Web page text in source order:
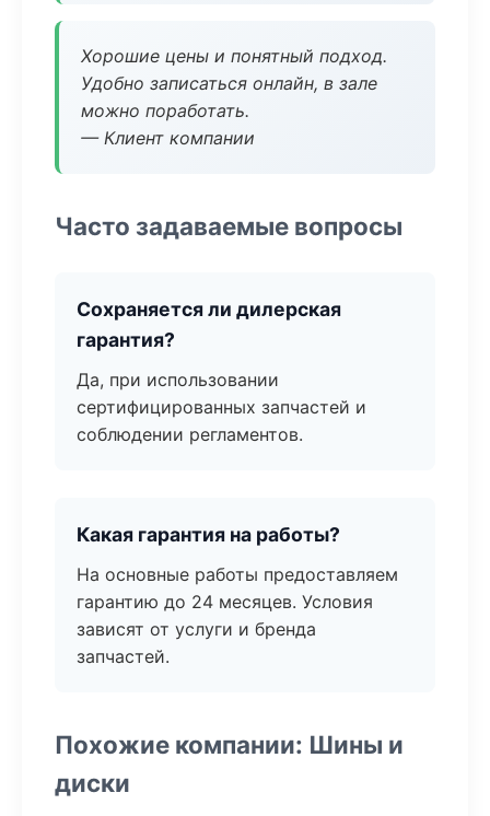
Хорошие цены и понятный подход.
Удобно записаться онлайн, в зале
можно поработать.
— Клиент компании
Часто задаваемые вопросы
Сохраняется ли дилерская
гарантия?
Да, при использовании
сертифицированных запчастей и
соблюдении регламентов.
Какая гарантия на работы?
На основные работы предоставляем
гарантию до 24 месяцев. Условия
зависят от услуги и бренда
запчастей.
Похожие компании: Шины и
диски